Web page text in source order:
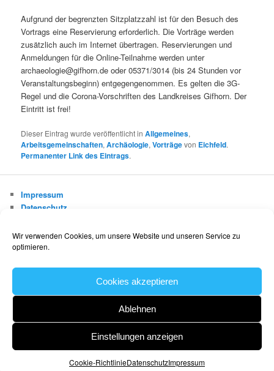
Wir verwenden Cookies, um unsere Website und unseren Service zu
optimieren.
Cookies akzeptieren
Ablehnen
Einstellungen anzeigen
Cookie-RichtlinieDatenschutzImpressum
Aufgrund der begrenzten Sitzplatzzahl ist für den Besuch des
Vortrags eine Reservierung erforderlich. Die Vorträge werden
zusätzlich auch im Internet übertragen. Reservierungen und
Anmeldungen für die Online-Teilnahme werden unter
archaeologie@gifhorn.de oder 05371/3014 (bis 24 Stunden vor
Veranstaltungsbeginn) entgegengenommen. Es gelten die 3G-
Regel und die Corona-Vorschriften des Landkreises Gifhorn. Der
Eintritt ist frei!
Dieser Eintrag wurde veröffentlicht inAllgemeines,
Arbeitsgemeinschaften,Archäologie,Vorträgevon Eichfeld.
Permanenter Link des Eintrags.
Impressum
Datenschutz
Museums- und Heimatverein Gifhorn e.V.
Datenschutz